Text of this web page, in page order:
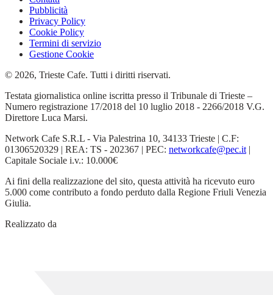
Pubblicità
Privacy Policy
Cookie Policy
Termini di servizio
Gestione Cookie
© 2026, Trieste Cafe. Tutti i diritti riservati.
Testata giornalistica online iscritta presso il Tribunale di Trieste –
Numero registrazione 17/2018 del 10 luglio 2018 - 2266/2018 V.G.
Direttore Luca Marsi.
Network Cafe S.R.L - Via Palestrina 10, 34133 Trieste | C.F:
01306520329 | REA: TS - 202367 | PEC: networkcafe@pec.it |
Capitale Sociale i.v.: 10.000€
Ai fini della realizzazione del sito, questa attività ha ricevuto euro
5.000 come contributo a fondo perduto dalla Regione Friuli Venezia
Giulia.
Realizzato da